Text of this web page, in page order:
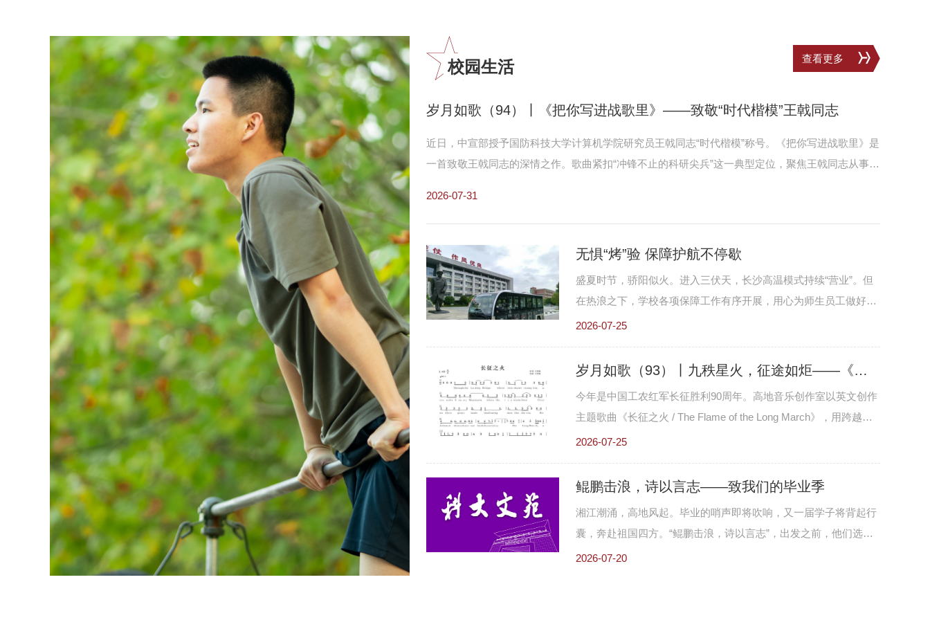
校园生活 查看更多
岁月如歌（94）丨《把你写进战歌里》——致敬“时代楷模”王戟同志
近日，中宣部授予国防科技大学计算机学院研究员王戟同志“时代楷模”称号。《把你写进战歌里》是
一首致敬王戟同志的深情之作。歌曲紧扣“冲锋不止的科研尖兵”这一典型定位，聚焦王戟同志从事的
新时代强军事业紧密融合，以音符铭刻足迹，以星光辉映信仰，是对以王戟同志为代表的广大教育
和科技工作者的崇高礼赞。
2026-07-31
无惧“烤”验 保障护航不停歇
盛夏时节，骄阳似火。进入三伏天，长沙高温模式持续“营业”。但
在热浪之下，学校各项保障工作有序开展，用心为师生员工做好服
务。
2026-07-25
岁月如歌（93）丨九秩星火，征途如炬——《长征之火》燃亮新程
今年是中国工农红军长征胜利90周年。高地音乐创作室以英文创作
主题歌曲《长征之火 / The Flame of the Long March》，用跨越语
言的方式，向那段峥嵘岁月深情致敬。
2026-07-25
鲲鹏击浪，诗以言志——致我们的毕业季
湘江潮涌，高地风起。毕业的哨声即将吹响，又一届学子将背起行
囊，奔赴祖国四方。“鲲鹏击浪，诗以言志”，出发之前，他们选择
用诗来总结这段时光。四年的淬炼与成长，那些握枪的手、伏案的
2026-07-20